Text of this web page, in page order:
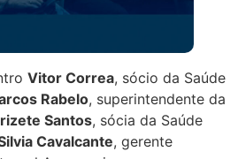
Vitor Correa, sócio da Saúde
Rabelo, superintendente da
Santos, sócia da Saúde
Cavalcante, gerente